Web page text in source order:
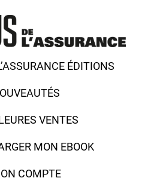
ÉDITIONS
VENTES
MON EBOOK
COMPTE